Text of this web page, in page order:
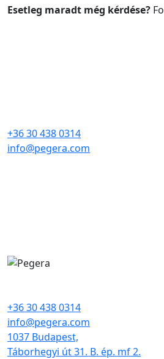
Esetleg maradt még kérdése?
+36 30 438 0314
info@pegera.com
+36 30 438 0314
info@pegera.com
1037 Budapest,
Táborhegyi út 31. B. ép. mf 2.